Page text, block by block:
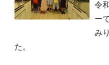
令
ー
み
た。